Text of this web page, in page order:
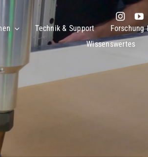
Technik & Support
Forschung
Wissenswertes